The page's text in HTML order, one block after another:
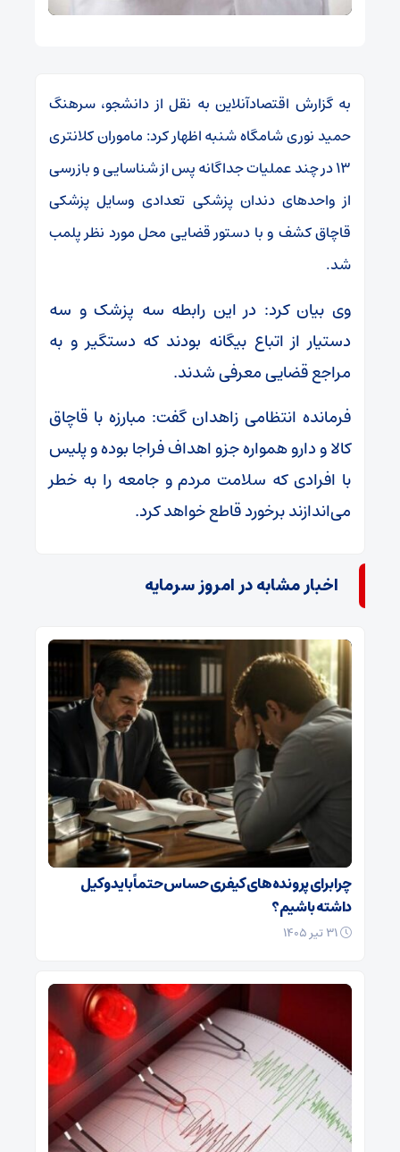
به گزارش اقتصادآنلاین به نقل از دانشجو، سرهنگ
حمید نوری شامگاه شنبه اظهار کرد: ماموران کلانتری
۱۳ در چند عملیات جداگانه پس از شناسایی و بازرسی
از واحد‌های دندان پزشکی تعدادی وسایل پزشکی
قاچاق کشف و با دستور قضایی محل مورد نظر پلمب
شد.
وی بیان کرد: در این رابطه سه پزشک و سه
دستیار از اتباع بیگانه بودند که دستگیر و به
مراجع قضایی معرفی شدند.
فرمانده انتظامی زاهدان گفت: مبارزه با قاچاق
کالا و دارو همواره جزو اهداف فراجا بوده و پلیس
با افرادی که سلامت مردم و جامعه را به خطر
می‌اندازند برخورد قاطع خواهد کرد.
اخبار مشابه در امروز سرمایه
چرا برای پرونده‌های کیفری حساس حتماً باید وکیل
داشته باشیم؟